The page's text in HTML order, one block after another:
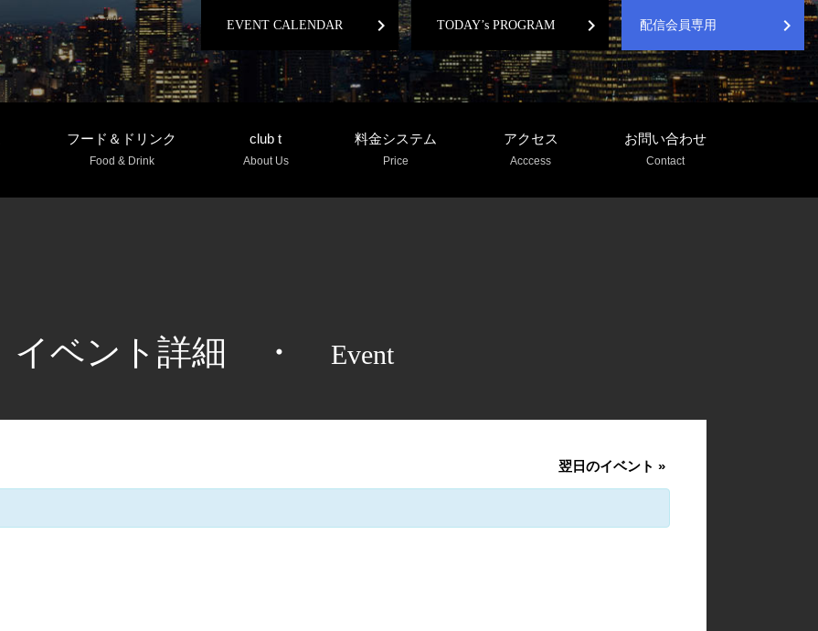
EVENT CALENDAR chevron_right TODAY’s PROGRAM chevron_right 配信会員専用 chevron_right
フード＆ドリンク
Food & Drink
club t
About Us
料金システム
Price
アクセス
Acccess
お問い合わせ
Contact
イベント詳細 ・ Event
翌日のイベント »